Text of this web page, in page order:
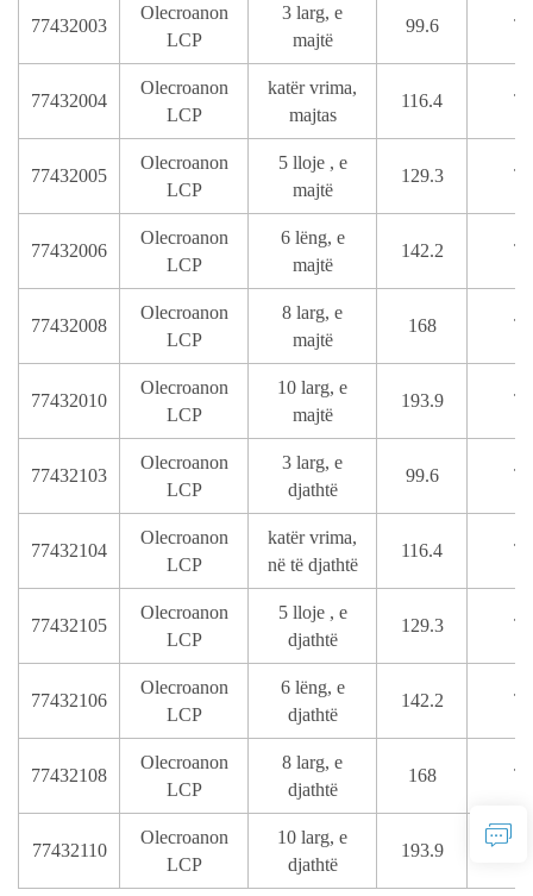
77432003
Olecroanon
LCP
3 larg, e
majtë
99.6 T
77432004
Olecroanon
LCP
katër vrima,
majtas
116.4 T
77432005
Olecroanon
LCP
5 lloje , e
majtë
129.3 T
77432006
Olecroanon
LCP
6 lëng, e
majtë
142.2 T
77432008
Olecroanon
LCP
8 larg, e
majtë
168 T
77432010
Olecroanon
LCP
10 larg, e
majtë
193.9 T
77432103
Olecroanon
LCP
3 larg, e
djathtë
99.6 T
77432104
Olecroanon
LCP
katër vrima,
në të djathtë
116.4 T
77432105
Olecroanon
LCP
5 lloje , e
djathtë
129.3 T
77432106
Olecroanon
LCP
6 lëng, e
djathtë
142.2 T
77432108
Olecroanon
LCP
8 larg, e
djathtë
168 T
77432110
Olecroanon
LCP
10 larg, e
djathtë
193.9